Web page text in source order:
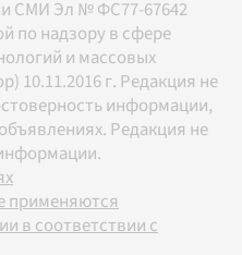
СМИ Эл № ФС77-67642
по надзору в сфере
и массовых
10.11.2016 г. Редакция не
информации,
Редакция не
применяются
в соответствии с